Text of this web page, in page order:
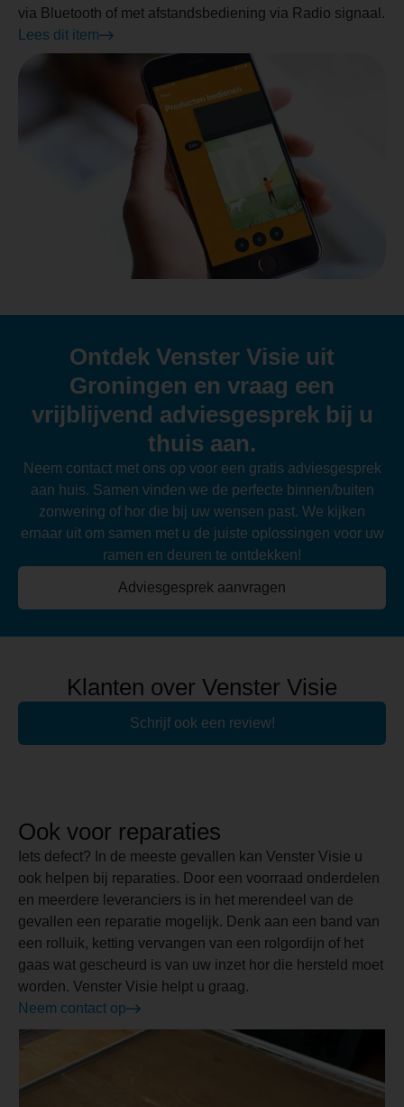
via Bluetooth of met afstandsbediening via Radio signaal.
Lees dit item
Ontdek Venster Visie uit
Groningen en vraag een
vrijblijvend adviesgesprek bij u
thuis aan.
Neem contact met ons op voor een gratis adviesgesprek
aan huis. Samen vinden we de perfecte binnen/buiten
zonwering of hor die bij uw wensen past. We kijken
ernaar uit om samen met u de juiste oplossingen voor uw
ramen en deuren te ontdekken!
Adviesgesprek aanvragen
Klanten over Venster Visie
Schrijf ook een review!
Ook voor reparaties
Iets defect? In de meeste gevallen kan Venster Visie u
ook helpen bij reparaties. Door een voorraad onderdelen
en meerdere leveranciers is in het merendeel van de
gevallen een reparatie mogelijk. Denk aan een band van
een rolluik, ketting vervangen van een rolgordijn of het
gaas wat gescheurd is van uw inzet hor die hersteld moet
worden. Venster Visie helpt u graag.
Neem contact op